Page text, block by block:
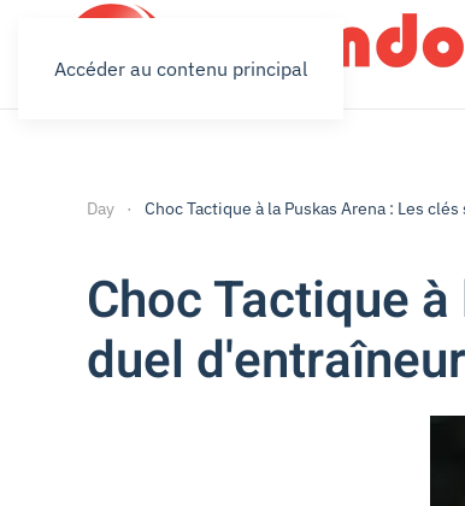
Accéder au contenu principal
Day Choc Tactique à la Puskas Arena : Les
Choc Tactique
duel